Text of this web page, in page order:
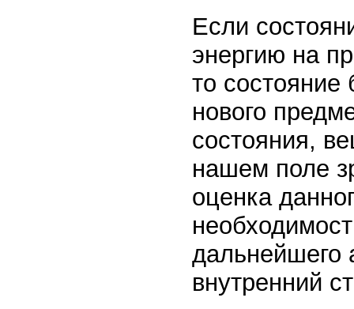
Если
энергию на
то состояние
нового
состояния,
нашем поле
оценка
дальнейшего
внутренний